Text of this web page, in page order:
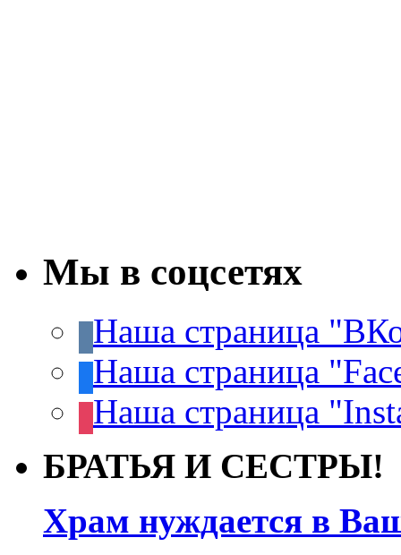
Мы в соцсетях
Наша страница
Наша страница
Наша страница
БРАТЬЯ И СЕСТРЫ!
Храм нуждается в